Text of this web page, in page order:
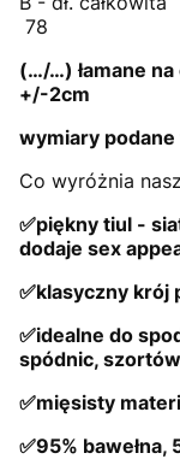
78
(…/…) łamane
+/-2cm
wymiary podane
Co wyróżnia
✅piękny tiul -
dodaje sex
✅klasyczny krój
✅idealne do
spódnic,
✅mięsisty
✅95% bawełna,